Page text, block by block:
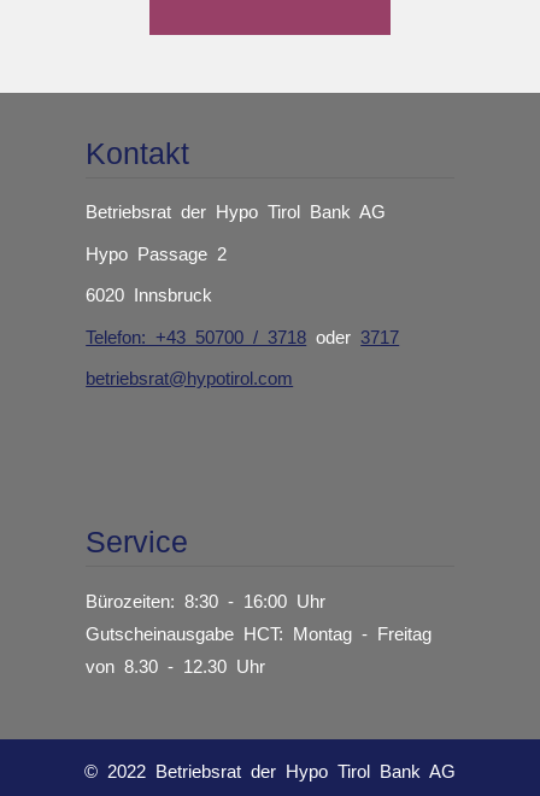
Kontakt
Betriebsrat der Hypo Tirol Bank AG
Hypo Passage 2
6020 Innsbruck
Telefon: +43 50700 / 3718 oder3717
betriebsrat@hypotirol.com
Service
Bürozeiten: 8:30 - 16:00 Uhr
Gutscheinausgabe HCT: Montag - Freitag
von 8.30 - 12.30 Uhr
© 2022 Betriebsrat der Hypo Tirol Bank AG